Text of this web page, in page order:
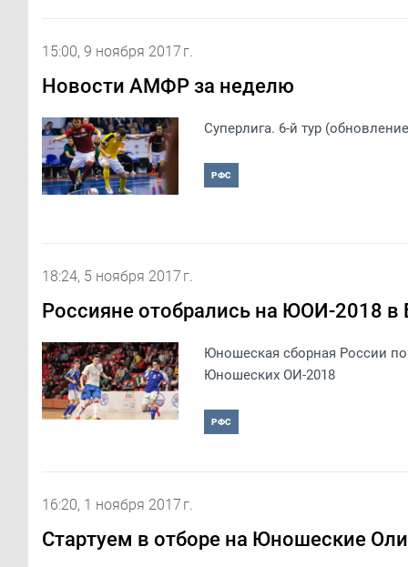
15:00, 9 ноября 2017 г.
Новости АМФР за неделю
Суперлига. 6-й тур
РФС
18:24, 5 ноября 2017 г.
Россияне отобрались на ЮОИ-2018 в
Юношеская сборная России
Юношеских ОИ-2018
РФС
16:20, 1 ноября 2017 г.
Стартуем в отборе на Юношеские